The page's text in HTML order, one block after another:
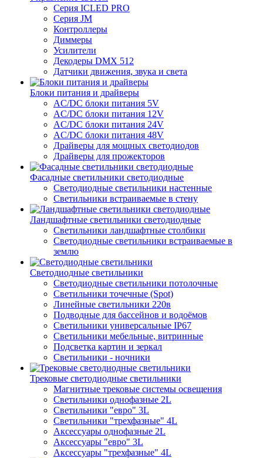
Серия ICLED PRO
Серия JM
Контроллеры
Диммеры
Усилители
Декодеры DMX 512
Датчики движения, звука и света
Блоки питания и драйверы
AC/DC блоки питания 5V
AC/DC блоки питания 12V
AC/DC блоки питания 24V
AC/DC блоки питания 48V
Драйверы для мощных светодиодов
Драйверы для прожекторов
Фасадные светильники светодиодные
Светодиодные светильники настенные
Светильники встраиваемые в стену
Ландшафтные светильники светодиодные
Светильники ландшафтные столбики
Светодиодные светильники встраиваемые в
землю
Светодиодные светильники
Светодиодные светильники потолочные
Светильники точечные (Spot)
Линейные светильники 220в
Подводные для бассейнов и водоёмов
Светильники универсальные IP67
Светильники мебельные, витринные
Подсветка картин и зеркал
Светильники - ночники
Трековые светодиодные светильники
Магнитные трековые системы освещения
Светильники однофазные 2L
Светильники "евро" 3L
Светильники "трехфазные" 4L
Аксессуары однофазные 2L
Аксессуары "евро" 3L
Аксессуары "трехфазные" 4L